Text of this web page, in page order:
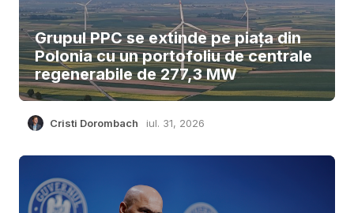
Grupul PPC se extinde pe piața din
Polonia cu un portofoliu de centrale
regenerabile de 277,3 MW
Cristi Dorombach iul. 31, 2026